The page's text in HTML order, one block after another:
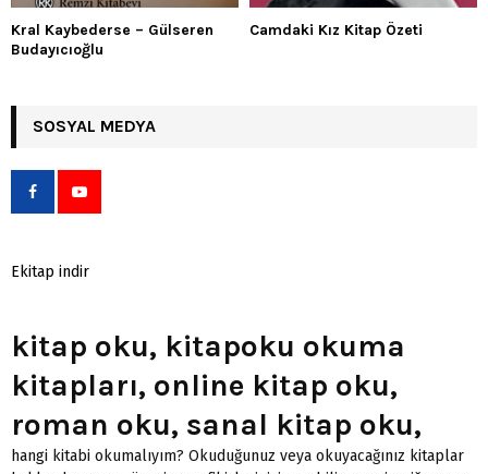
Kral Kaybederse – Gülseren
Budayıcıoğlu
Camdaki Kız Kitap Özeti
SOSYAL MEDYA
Ekitap indir
kitap oku, kitapoku okuma
kitapları, online kitap oku,
roman oku, sanal kitap oku,
hangi kitabi okumalıyım? Okuduğunuz veya okuyacağınız kitaplar